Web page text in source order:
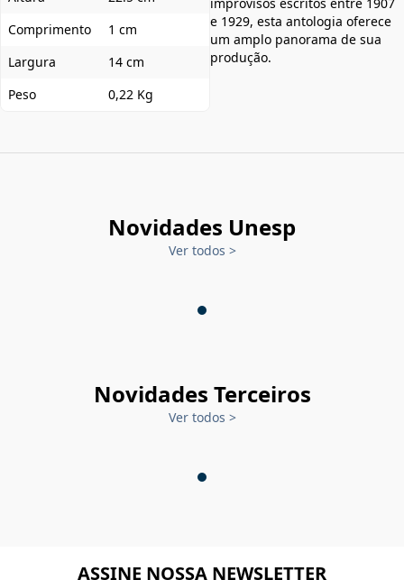
Comprimento
1 cm
Largura
14 cm
Peso
0,22 Kg
e 1929, esta antologia oferece
um amplo panorama de sua
produção.
Novidades Unesp
Ver todos >
Novidades Terceiros
Ver todos >
ASSINE NOSSA NEWSLETTER